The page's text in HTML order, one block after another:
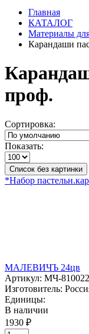
Главная
КАТАЛОГ
Материалы
Карандаши
проф.
Сортировка:
Показать:
Список без картинки
*Набор
МАЛЕВИЧЪ 24цв
Артикул: МЧ-810022
Изготовитель:
Единицы:
В наличии
1930 ₽